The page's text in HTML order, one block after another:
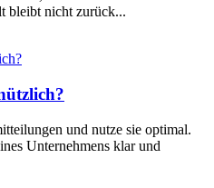
bleibt nicht zurück...
und nutze sie optimal.
Unternehmens klar und